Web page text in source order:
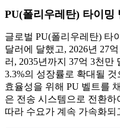
PU(폴리우레탄) 타이밍
글로벌 PU(폴리우레탄) 타
달러에 달했고, 2026년 27
러, 2035년까지 37억 3천만
3.3%의 성장률로 확대될
효율성을 위해 PU 벨트를
은 전송 시스템으로 전환하
따라 수요가 계속 가속화되